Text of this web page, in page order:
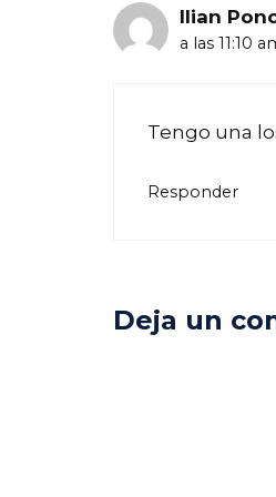
Ilian
a las 11:10
Tengo una
Responder
Deja un